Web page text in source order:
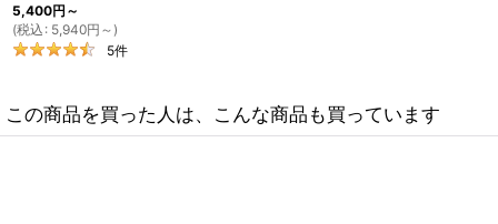
5,400円 ～
(税込 : 5,940円 ～)
5件
この商品を買った人は、こんな商品も買っています